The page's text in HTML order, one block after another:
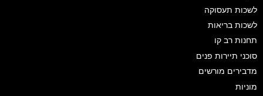
לשכות תעסוקה
לשכות בריאות
תחנות רב קו
סוכני תיירות פנים
מדבירים מורשים
מוניות